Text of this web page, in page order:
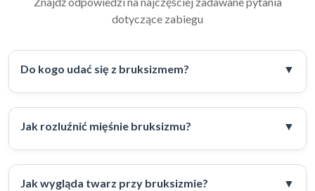
dotyczące zabiegu
Do kogo udać się z bruksizmem?
Jak rozluźnić mięśnie bruksizmu?
Jak wygląda twarz przy bruksizmie?